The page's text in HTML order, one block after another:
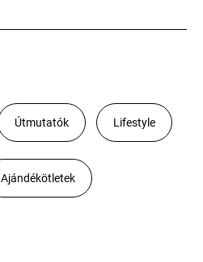
Útmutatók Lifestyle
Ajándékötletek